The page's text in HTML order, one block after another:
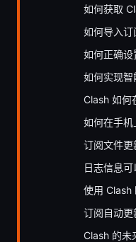
如何获取
如何导入订
如何正确设
如何实现智
Clash 如何
如何在手机
订阅文件更
日志信息可
使用 Clash
订阅自动更
Clash 的未